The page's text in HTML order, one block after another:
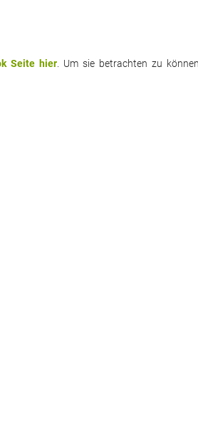
Seite hier. Um sie betrachten zu